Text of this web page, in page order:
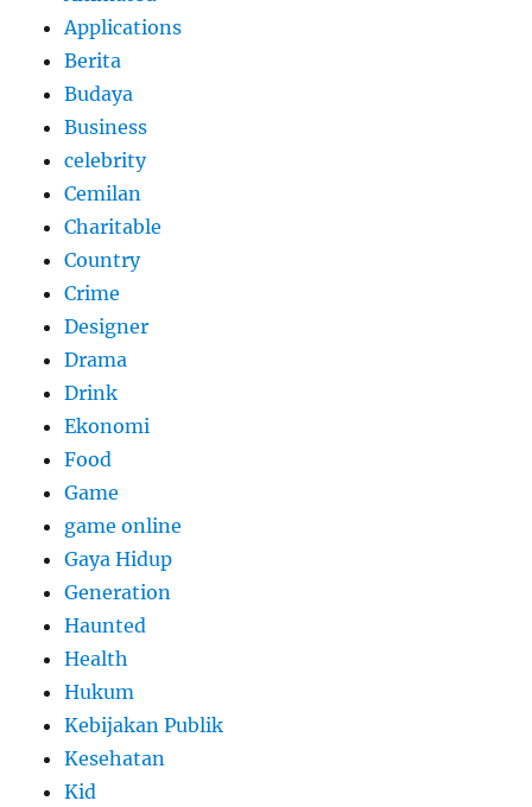
Applications
Berita
Budaya
Business
celebrity
Cemilan
Charitable
Country
Crime
Designer
Drama
Drink
Ekonomi
Food
Game
game online
Gaya Hidup
Generation
Haunted
Health
Hukum
Kebijakan Publik
Kesehatan
Kid